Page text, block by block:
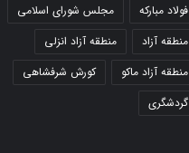
فولاد مبارکه
مجلس شورای اسلامی
منطقه آزاد
منطقه آزاد انزلی
منطقه آزاد ماکو
کورش شرفشاهی
گردشگری